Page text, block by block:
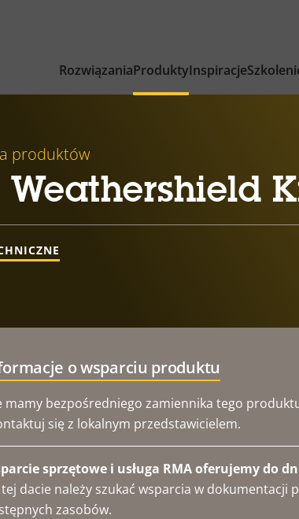
RozwiązaniaProduktyInspiracje
produktów
Weathershield
o wsparciu produktu
mamy bezpośredniego zamiennika tego
się z lokalnym przedstawicielem.
sprzętowe i usługa RMA oferujemy do
tej dacie należy szukać wsparcia w
zasobów.